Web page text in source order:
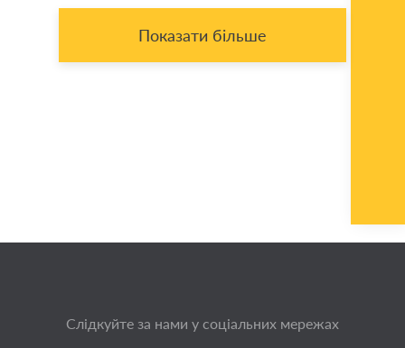
Показати більше
Слідкуйте за нами у соціальних мережах